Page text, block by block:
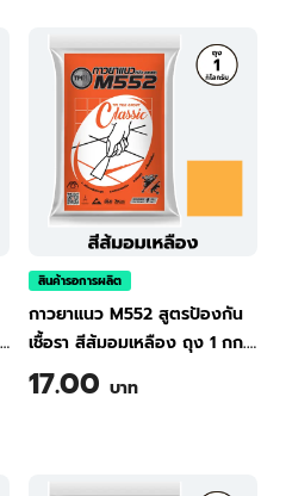
สินค้ารอการผลิต
กาวยาแนว M552 สูตรป้องกัน
เชื้อรา สีส้มอมเหลือง ถุง 1 กก.|
TPI Tile Grout Classic M552
(Golden Wheat) 1 kg
17.00 บาท